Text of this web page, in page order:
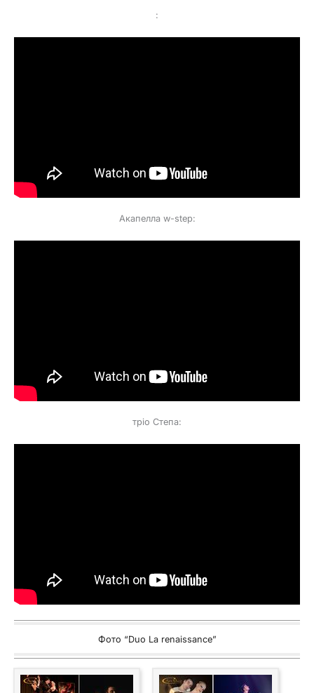
:
Акапелла w-step:
тріо Степа:
Фото “Duo La renaissance”